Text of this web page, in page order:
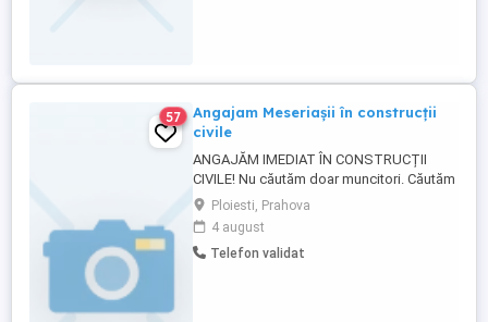
57
Angajam Meseriașii în construcții
civile
ANGAJĂM IMEDIAT ÎN CONSTRUCȚII
CIVILE! Nu căutăm doar muncitori. Căutăm
oameni serioși care își doresc un loc de
muncă stabil, salariu plătit la timp și
posibilitatea de a evolua profesional.
Posturi disponibile: Muncitori calificați -
Ploiesti, Prahova
4 august
Telefon validat